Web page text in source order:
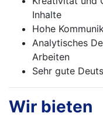
Inhalte
Hohe
Analytisches
Arbeiten
Sehr gute
Wir bieten